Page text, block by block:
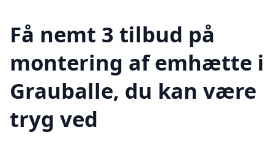
Få nemt 3 tilbud på
montering af emhætte i
Grauballe, du kan være
tryg ved